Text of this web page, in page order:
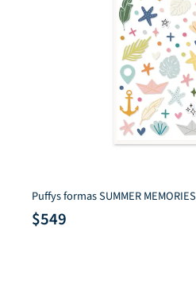
Puffys formas SUMMER MEMORIES
$549